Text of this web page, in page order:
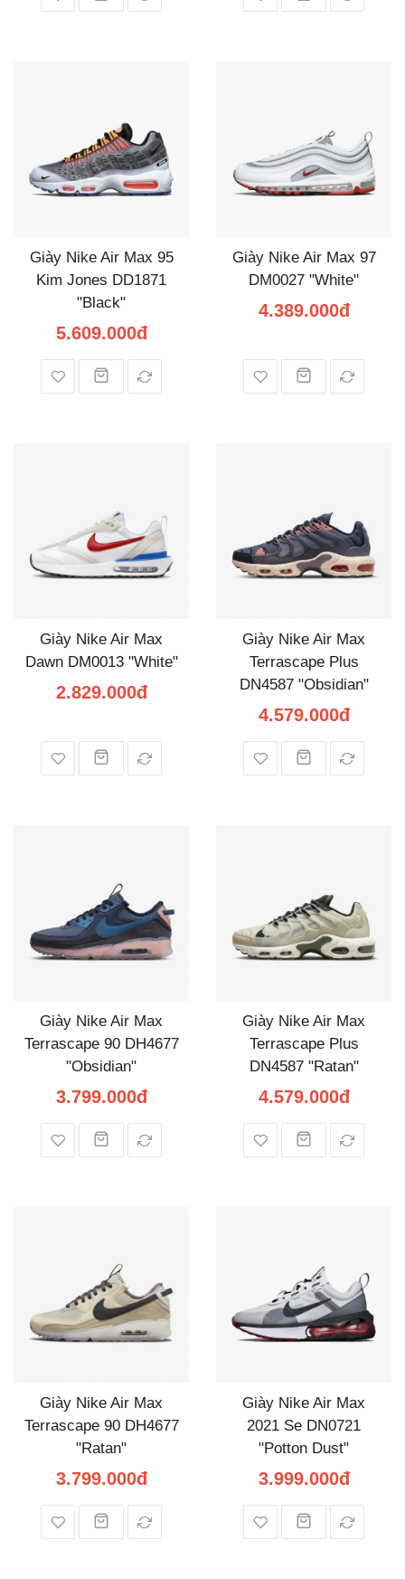
Giày Nike Air Max 95
Kim Jones DD1871
"Black"
5.609.000đ
Giày Nike Air Max 97
DM0027 "White"
4.389.000đ
Giày Nike Air Max
Dawn DM0013 "White"
2.829.000đ
Giày Nike Air Max
Terrascape Plus
DN4587 "Obsidian"
4.579.000đ
Giày Nike Air Max
Terrascape 90 DH4677
"Obsidian"
3.799.000đ
Giày Nike Air Max
Terrascape Plus
DN4587 "Ratan"
4.579.000đ
Giày Nike Air Max
Terrascape 90 DH4677
"Ratan"
3.799.000đ
Giày Nike Air Max
2021 Se DN0721
"Potton Dust"
3.999.000đ